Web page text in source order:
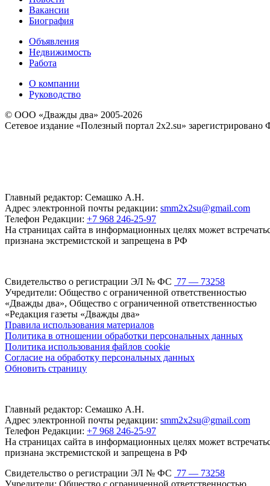
Вакансии
Биография
Объявления
Недвижимость
Работа
О компании
Руководство
© ООО «Дважды два» 2005-2026
Сетевое издание «Полезный портал 2x2.su»
Главный редактор: Семашко А.Н.
Адрес электронной почты редакции: smm2x2su@gmail.com
Телефон Редакции: +7 968 246-25-97
На страницах сайта в информационных целях может
признана экстремистской и запрещена в РФ
Свидетельство о регистрации ЭЛ № ФС 77 — 73258
Учредители: Общество с ограниченной ответственностью
«Дважды два», Общество с ограниченной ответственностью
«Редакция газеты «Дважды два»
Правила использования материалов
Политика в отношении обработки персональных данных
Политика использования файлов cookie
Согласие на обработку персональных данных
Обновить страницу
Главный редактор: Семашко А.Н.
Адрес электронной почты редакции: smm2x2su@gmail.com
Телефон Редакции: +7 968 246-25-97
На страницах сайта в информационных целях может
признана экстремистской и запрещена в РФ
Свидетельство о регистрации ЭЛ № ФС 77 — 73258
Учредители: Общество с ограниченной ответственностью